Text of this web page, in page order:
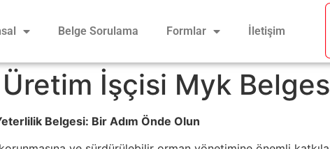
Belge Sorulama Formlar İletişim
Üretim İşçisi Myk
Belgesi: Bir Adım Önde Olun